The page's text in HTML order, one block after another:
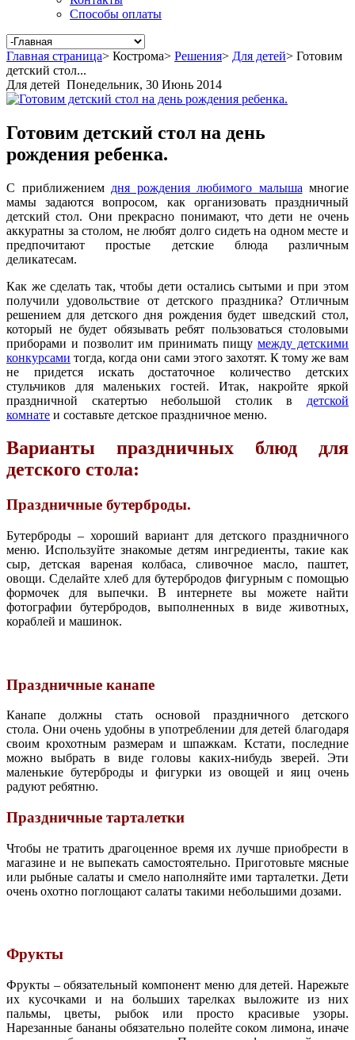
Способы оплаты
Главная страница> Кострома> Решения> Для детей> Готовим
детский стол...
Для детей Понедельник, 30 Июнь 2014
Готовим детский стол на день
рождения ребенка.
С приближением дня рождения любимого малыша многие
мамы задаются вопросом, как организовать праздничный
детский стол. Они прекрасно понимают, что дети не очень
аккуратны за столом, не любят долго сидеть на одном месте и
предпочитают простые детские блюда различным
деликатесам.
Как же сделать так, чтобы дети остались сытыми и при этом
получили удовольствие от детского праздника? Отличным
решением для детского дня рождения будет шведский стол,
который не будет обязывать ребят пользоваться столовыми
приборами и позволит им принимать пищу между детскими
конкурсами тогда, когда они сами этого захотят. К тому же вам
не придется искать достаточное количество детских
стульчиков для маленьких гостей. Итак, накройте яркой
праздничной скатертью небольшой столик в детской
комнате и составьте детское праздничное меню.
Варианты праздничных блюд для
детского стола:
Праздничные бутерброды.
Бутерброды – хороший вариант для детского праздничного
меню. Используйте знакомые детям ингредиенты, такие как
сыр, детская вареная колбаса, сливочное масло, паштет,
овощи. Сделайте хлеб для бутербродов фигурным с помощью
формочек для выпечки. В интернете вы можете найти
фотографии бутербродов, выполненных в виде животных,
кораблей и машинок.
Праздничные канапе
Канапе должны стать основой праздничного детского
стола. Они очень удобны в употреблении для детей благодаря
своим крохотным размерам и шпажкам. Кстати, последние
можно выбрать в виде головы каких-нибудь зверей. Эти
маленькие бутерброды и фигурки из овощей и яиц очень
радуют ребятню.
Праздничные тарталетки
Чтобы не тратить драгоценное время их лучше приобрести в
магазине и не выпекать самостоятельно. Приготовьте мясные
или рыбные салаты и смело наполняйте ими тарталетки. Дети
очень охотно поглощают салаты такими небольшими дозами.
Фрукты
Фрукты – обязательный компонент меню для детей. Нарежьте
их кусочками и на больших тарелках выложите из них
пальмы, цветы, рыбок или просто красивые узоры.
Нарезанные бананы обязательно полейте соком лимона, иначе